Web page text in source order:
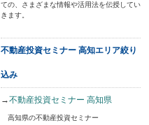
ての、さまざまな情報や活用法を伝授してい
きます。
不動産投資セミナー 高知エリア絞り
込み
→不動産投資セミナー 高知県
高知県の不動産投資セミナー